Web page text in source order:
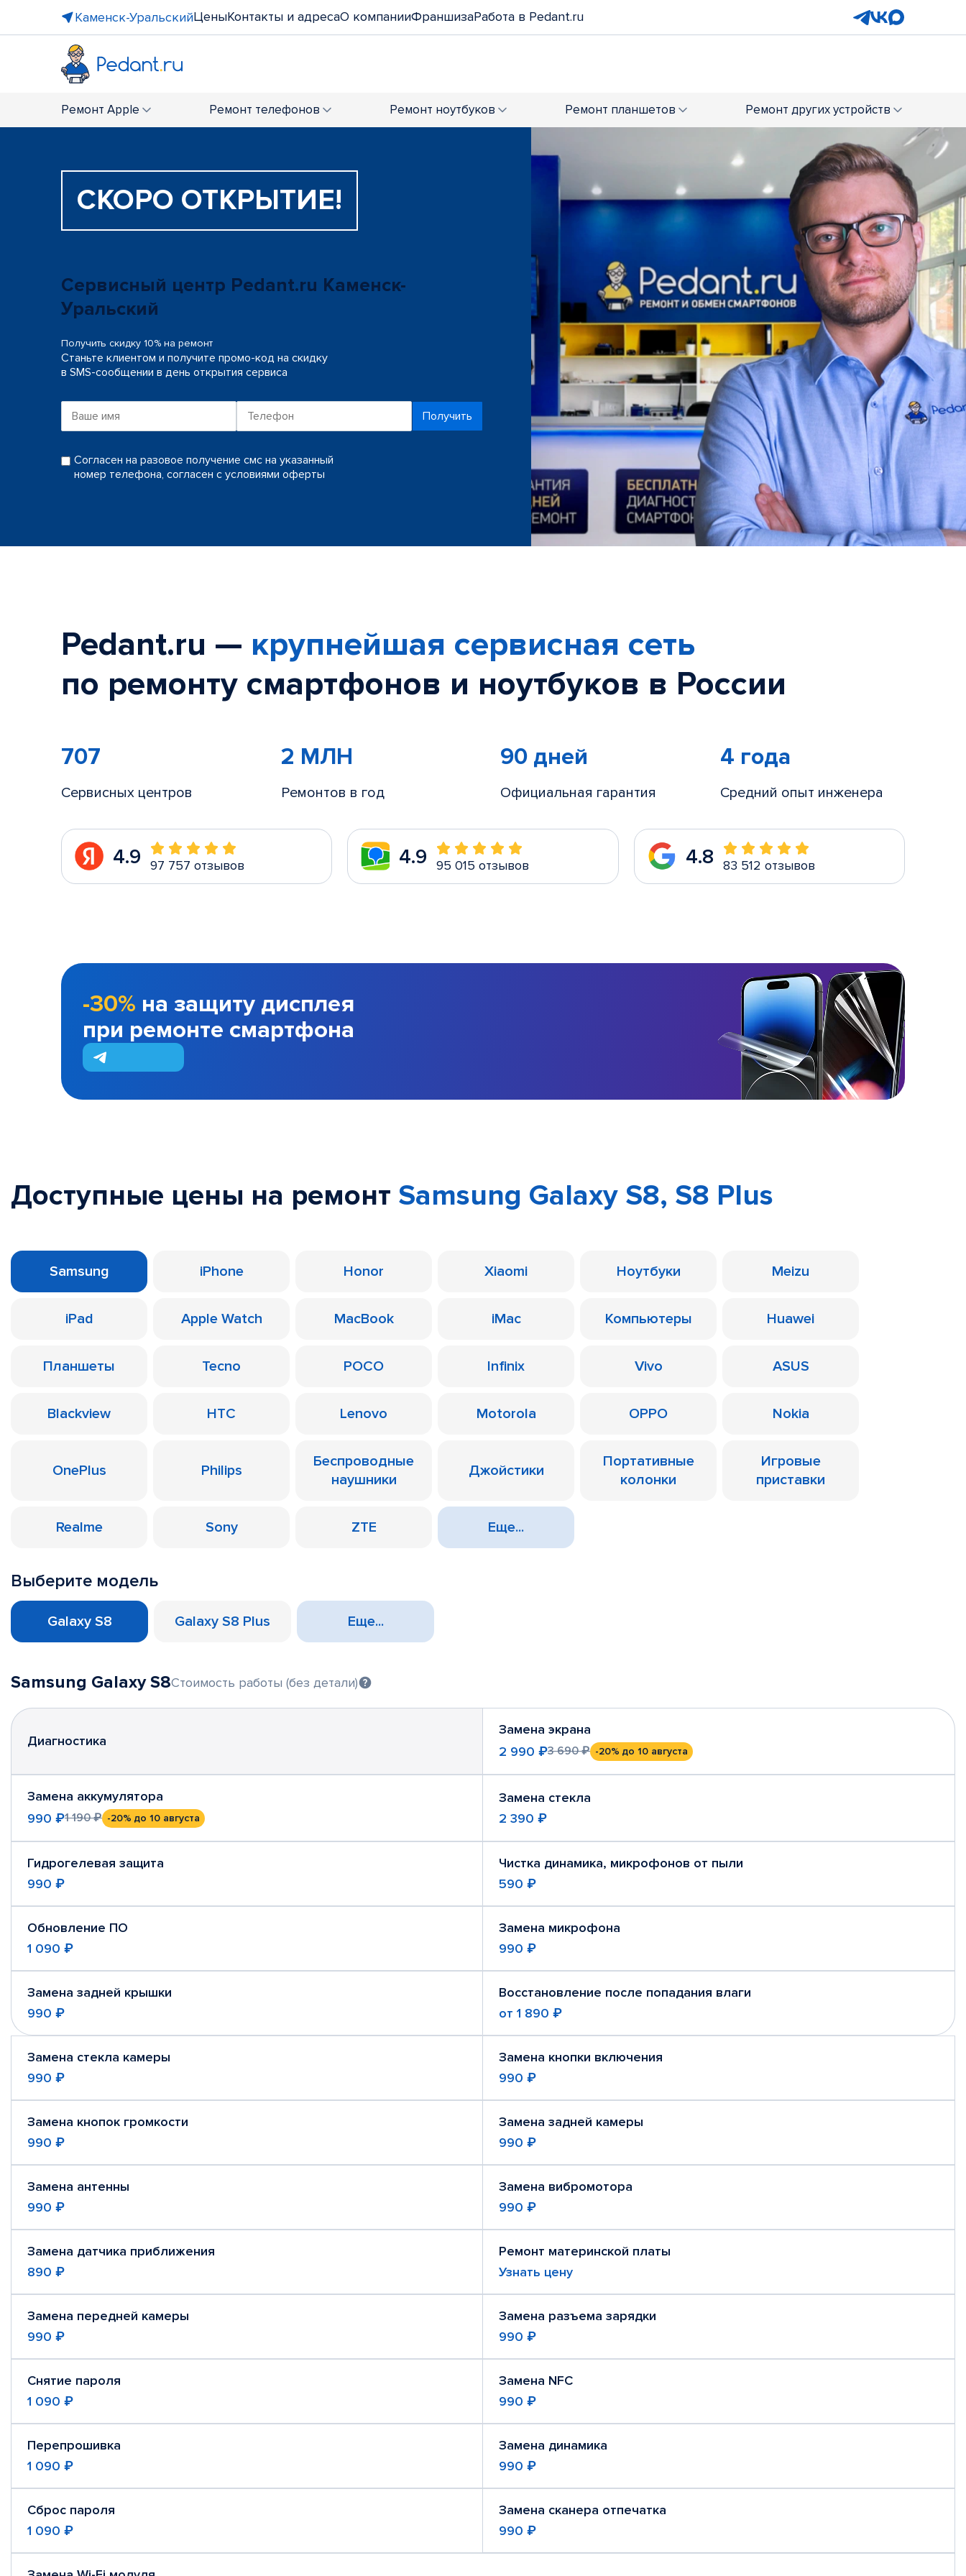
Каменск-УральскийЦеныКонтакты и адресаО компанииФраншизаРабота в Pedant.ru
Ремонт Apple Ремонт телефонов Ремонт ноутбуков Ремонт планшетов Ремонт других устройств
СКОРО ОТКРЫТИЕ!
Сервисный центр Pedant.ru Каменск-
Уральский
Получить скидку 10% на ремонт
Станьте клиентом и получите промо-код на скидку
в SMS-сообщении в день открытия сервиса
Получить
Согласен на разовое получение смс на указанный
номер телефона, согласен с условиями оферты
Pedant.ru — крупнейшая сервисная сеть
по ремонту смартфонов и ноутбуков в России
707
Сервисных центров
2 МЛН
Ремонтов в год
90 дней
Официальная гарантия
4 года
Средний опыт инженера
4.9 97 757 отзывов 4.9 95 015 отзывов 4.8 83 512 отзывов
-30% на защиту дисплея
при ремонте смартфона
Доступные цены на ремонт Samsung Galaxy S8, S8 Plus
Samsung iPhone Honor Xiaomi Ноутбуки Meizu
iPad Apple Watch MacBook iMac Компьютеры Huawei
Планшеты Tecno POCO Infinix Vivo ASUS
Blackview HTC Lenovo Motorola OPPO Nokia
OnePlus Philips
Беспроводные
наушники
Джойстики
Портативные
колонки
Игровые
приставки
Realme Sony ZTE Еще...
Выберите модель
Galaxy S8 Galaxy S8 Plus Еще...
Samsung Galaxy S8Стоимость работы (без детали)
Диагностика
Замена экрана
2 990 ₽3 690 ₽ -20% до 10 августа
Замена аккумулятора
990 ₽1 190 ₽ -20% до 10 августа
Замена стекла
2 390 ₽
Гидрогелевая защита
990 ₽
Чистка динамика, микрофонов от пыли
590 ₽
Обновление ПО
1 090 ₽
Замена микрофона
990 ₽
Замена задней крышки
990 ₽
Восстановление после попадания влаги
от 1 890 ₽
Замена стекла камеры
990 ₽
Замена кнопки включения
990 ₽
Замена кнопок громкости
990 ₽
Замена задней камеры
990 ₽
Замена антенны
990 ₽
Замена вибромотора
990 ₽
Замена датчика приближения
890 ₽
Ремонт материнской платы
Узнать цену
Замена передней камеры
990 ₽
Замена разъема зарядки
990 ₽
Снятие пароля
1 090 ₽
Замена NFC
990 ₽
Перепрошивка
1 090 ₽
Замена динамика
990 ₽
Сброс пароля
1 090 ₽
Замена сканера отпечатка
990 ₽